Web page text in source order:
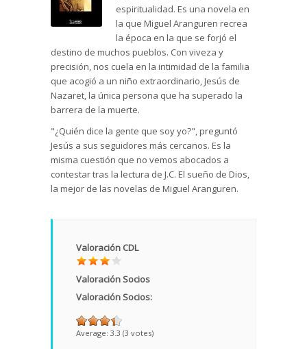
espiritualidad. Es una novela en
la que Miguel Aranguren recrea
la época en la que se forjó el
destino de muchos pueblos. Con viveza y
precisión, nos cuela en la intimidad de la familia
que acogió a un niño extraordinario, Jesús de
Nazaret, la única persona que ha superado la
barrera de la muerte.
"¿Quién dice la gente que soy yo?", preguntó
Jesús a sus seguidores más cercanos. Es la
misma cuestión que no vemos abocados a
contestar tras la lectura de J.C. El sueño de Dios,
la mejor de las novelas de Miguel Aranguren.
Valoración CDL
Valoración Socios
Valoración Socios:
Average: 3.3 (3 votes)